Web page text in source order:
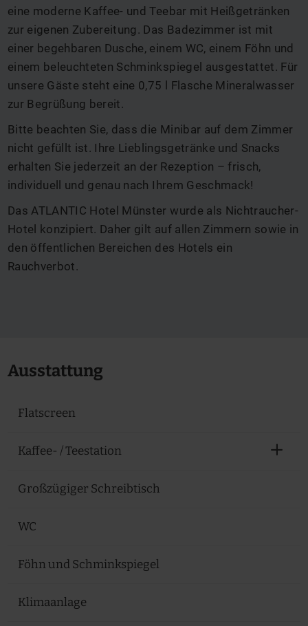
eine moderne Kaffee- und Teebar mit Heißgetränken
zur eigenen Zubereitung. Das Badezimmer ist mit
einer begehbaren Dusche, einem WC, einem Föhn und
einem beleuchteten Schminkspiegel ausgestattet. Für
unsere Gäste steht eine 0,75 l Flasche Mineralwasser
zur Begrüßung bereit.
Bitte beachten Sie, dass die Minibar auf dem Zimmer
nicht gefüllt ist. Ihre Lieblingsgetränke und Snacks
erhalten Sie jederzeit an der Rezeption – frisch,
individuell und genau nach Ihrem Geschmack!
Das ATLANTIC Hotel Münster wurde als Nichtraucher-
Hotel konzipiert. Daher gilt auf allen Zimmern sowie in
den öffentlichen Bereichen des Hotels ein
Rauchverbot.
Ausstattung
Flatscreen
Kaffee- / Teestation
Großzügiger Schreibtisch
WC
Föhn und Schminkspiegel
Klimaanlage